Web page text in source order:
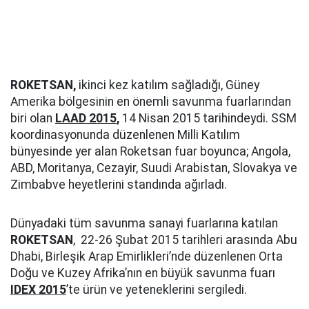
ROKETSAN, ikinci kez katılım sağladığı, Güney
Amerika bölgesinin en önemli savunma fuarlarından
biri olan LAAD 2015, 14 Nisan 2015 tarihindeydi. SSM
koordinasyonunda düzenlenen Milli Katılım
bünyesinde yer alan Roketsan fuar boyunca; Angola,
ABD, Moritanya, Cezayir, Suudi Arabistan, Slovakya ve
Zimbabve heyetlerini standında ağırladı.
Dünyadaki tüm savunma sanayi fuarlarına katılan
ROKETSAN , 22-26 Şubat 2015 tarihleri arasında Abu
Dhabi, Birleşik Arap Emirlikleri’nde düzenlenen Orta
Doğu ve Kuzey Afrika’nın en büyük savunma fuarı
IDEX 2015’te ürün ve yeteneklerini sergiledi.